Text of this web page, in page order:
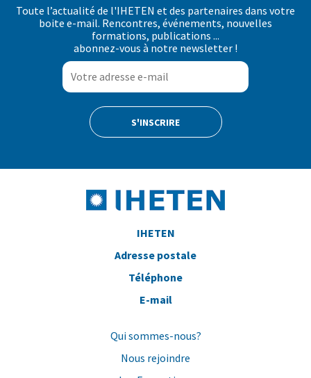
Toute l’actualité de l'IHETEN et des partenaires dans votre
boite e-mail. Rencontres, événements, nouvelles
formations, publications ...
abonnez-vous à notre newsletter !
IHETEN
Adresse postale
Téléphone
E-mail
Qui sommes-nous?
Nous rejoindre